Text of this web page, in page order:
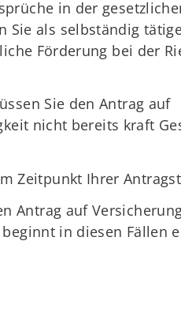
in der
Sie als selbständig
Förderung bei der
Sie den Antrag auf
nicht bereits kraft
Zeitpunkt Ihrer
Antrag auf
in diesen Fällen